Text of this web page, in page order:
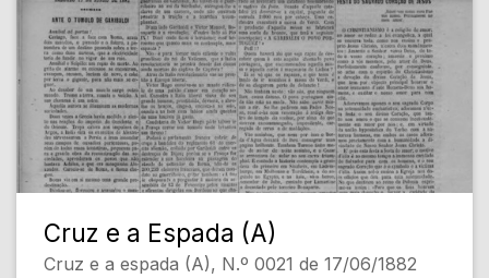
Cruz e a Espada (A)
Cruz e a espada (A), N.º 0021 de 17/06/1882